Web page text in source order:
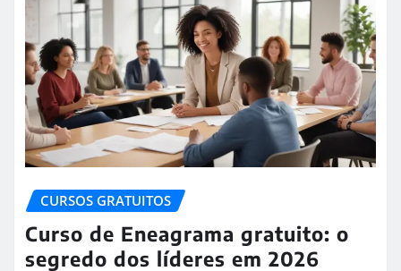
CURSOS GRATUITOS
Curso de Eneagrama gratuito: o
segredo dos líderes em 2026